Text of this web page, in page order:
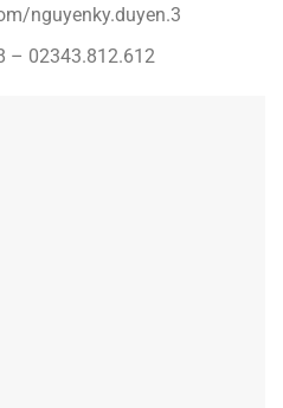
nguyenky.duyen.3
– 02343.812.612